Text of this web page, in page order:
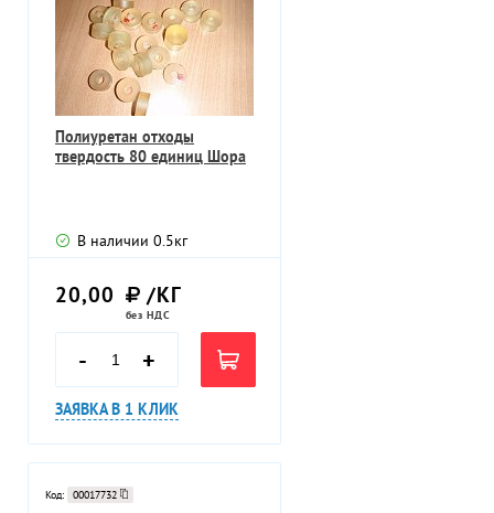
Полиуретан отходы
твердость 80 единиц Шора
В наличии 0.5кг
20,00 /КГ
без НДС
- +
ЗАЯВКА В 1 КЛИК
Код: 00017732